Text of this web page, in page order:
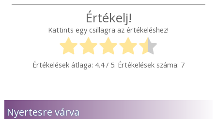
Értékelj!
Kattints egy csillagra az értékeléshez!
Értékelések átlaga: 4.4/ 5. Értékelések száma: 7
Nyertesre várva